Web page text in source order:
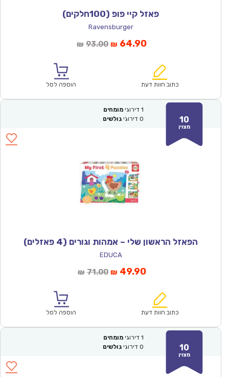
פאזל קיי פופ (100חלקים)
Ravensburger
₪ 93.00המחיר
₪93.00.
₪ 64.90המחיר
הוא:
כתוב חוות דעת הוספה לסל
10
מצוין
1 דירוגי מומחים
0 דירוגי גולשים
הפאזל הראשון שלי – אמהות וגורים (4 פאזלים)
EDUCA
₪ 71.00המחיר
₪71.00.
₪ 49.90המחיר
הוא:
כתוב חוות דעת הוספה לסל
10
מצוין
1 דירוגי מומחים
0 דירוגי גולשים